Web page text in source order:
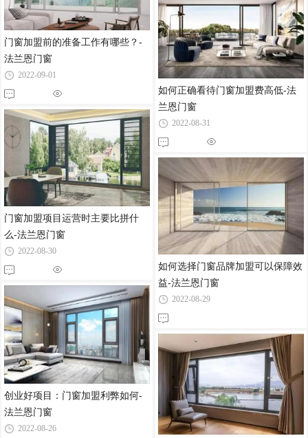
门窗加盟前的准备工作有哪些？-
法兰恩门窗
2022-09-01
门窗加盟项目运营时主要比拼什
么-法兰恩门窗
2022-08-30
创业好项目：门窗加盟利弊如何-
法兰恩门窗
2022-08-26
如何正确看待门窗加盟费高低-法
兰恩门窗
2022-08-31
如何选择门窗品牌加盟可以保障效
益-法兰恩门窗
2022-08-29